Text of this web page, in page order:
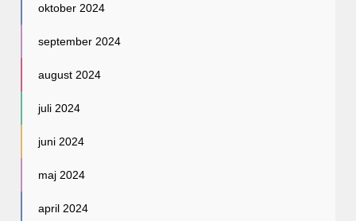
oktober 2024
september 2024
august 2024
juli 2024
juni 2024
maj 2024
april 2024